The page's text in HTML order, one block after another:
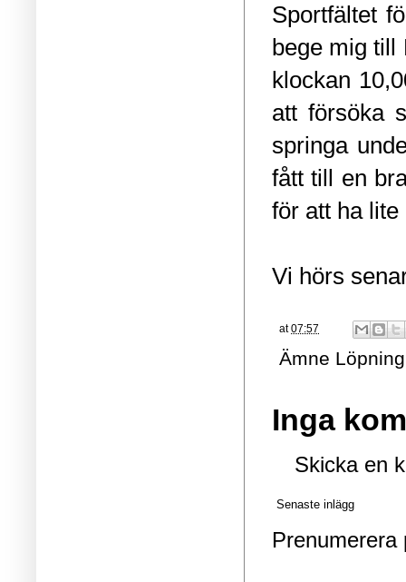
Sportfältet
bege mig till
klockan
att försöka
springa
fått till en
för att ha
Vi hörs
at07:57
Ämne Löpning
Inga
Skicka en
Senaste inlägg